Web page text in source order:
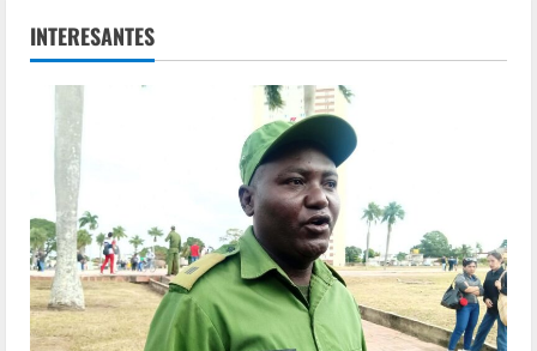
INTERESANTES